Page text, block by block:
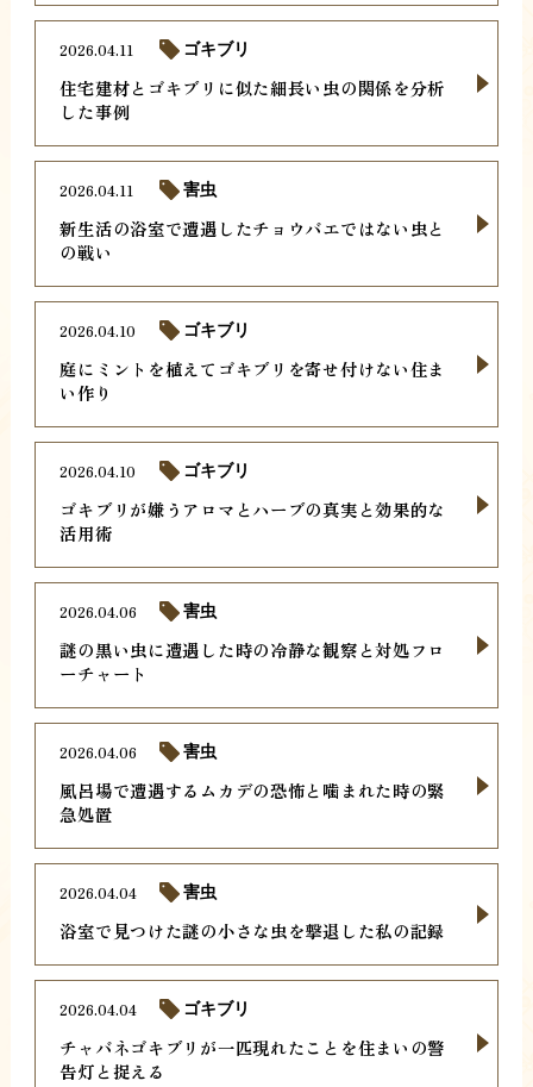
住宅建材とゴキブリに似た細長い虫の関係を分析
した事例
2026.04.11 ゴキブリ
新生活の浴室で遭遇したチョウバエではない虫と
の戦い
2026.04.11 害虫
庭にミントを植えてゴキブリを寄せ付けない住ま
い作り
2026.04.10 ゴキブリ
ゴキブリが嫌うアロマとハーブの真実と効果的な
活用術
2026.04.10 ゴキブリ
謎の黒い虫に遭遇した時の冷静な観察と対処フロ
ーチャート
2026.04.06 害虫
風呂場で遭遇するムカデの恐怖と噛まれた時の緊
急処置
2026.04.06 害虫
浴室で見つけた謎の小さな虫を撃退した私の記録
2026.04.04 害虫
チャバネゴキブリが一匹現れたことを住まいの警
告灯と捉える
2026.04.04 ゴキブリ